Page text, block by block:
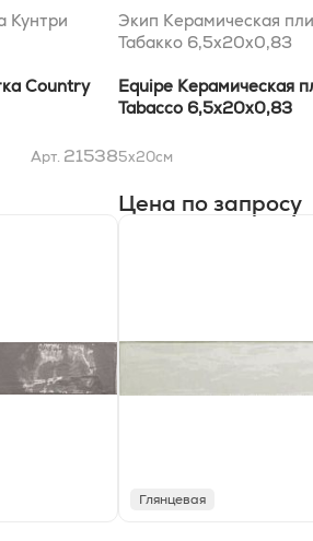
Кунтри
Country
Арт. 21538
Экип Керамическая
Табакко 6,5x20x0,83
Equipe Керамическая
Tabacco 6,5x20x0,83
5x20см
Цена по запросу
Глянцевая